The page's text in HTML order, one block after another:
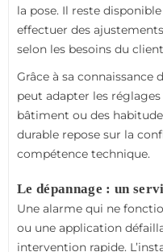
la pose. Il reste
effectuer des
selon les besoins du
Grâce à sa connaissance
peut adapter les
bâtiment ou des
durable repose sur la
compétence technique.
Le dépannage : un
Une alarme qui ne
ou une application
intervention rapide.